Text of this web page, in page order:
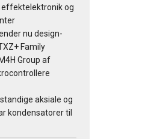
effektelektronik og
nu design-
Family
Group af
aksiale og
kondensatorer til